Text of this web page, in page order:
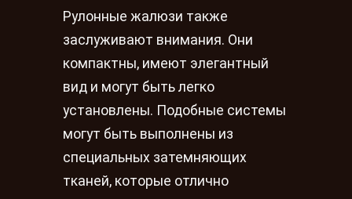
Рулонные жалюзи также
заслуживают внимания. Они
компактны, имеют элегантный
вид и могут быть легко
установлены. Подобные системы
могут быть выполнены из
специальных затемняющих
тканей, которые отлично